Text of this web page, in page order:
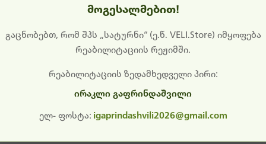
გიხდით შეფერხებისთვის. ამჟამად მიმდინარეობს
განახლება და ტექნიკური სამუშაოები.
მალე ისევ ხელმისაწვდომი იქნება. გმადლობთ მოთმინებისთვის!
მთავარ გვერდზე დაბრუნება
მოგესალმებით!
გაცნობებთ, რომ შპს „სატურნი“ (ე.წ. VELI.Store) იმყოფება
რეაბილიტაციის რეჟიმში.
რეაბილიტაციის ზედამხედველი პირი:
ირაკლი გაფრინდაშვილი
ელ- ფოსტა: igaprindashvili2026@gmail.com